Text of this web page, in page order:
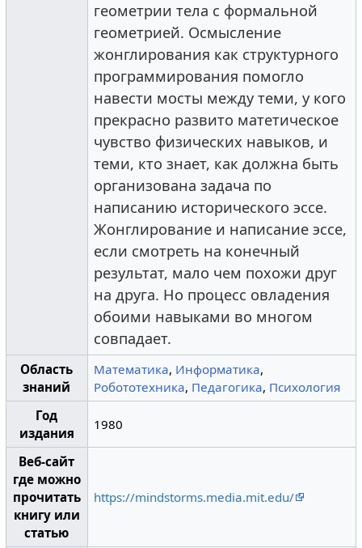
геометрии тела с формальной
геометрией. Осмысление
жонглирования как структурного
программирования помогло
навести мосты между теми, у кого
прекрасно развито матетическое
чувство физических навыков, и
теми, кто знает, как должна быть
организована задача по
написанию исторического эссе.
Жонглирование и написание эссе,
если смотреть на конечный
результат, мало чем похожи друг
на друга. Но процесс овладения
обоими навыками во многом
совпадает.
Область
знаний
Математика, Информатика,
Робототехника, Педагогика, Психология
Год
издания
1980
Веб-сайт
где можно
прочитать
книгу или
статью
https://mindstorms.media.mit.edu/